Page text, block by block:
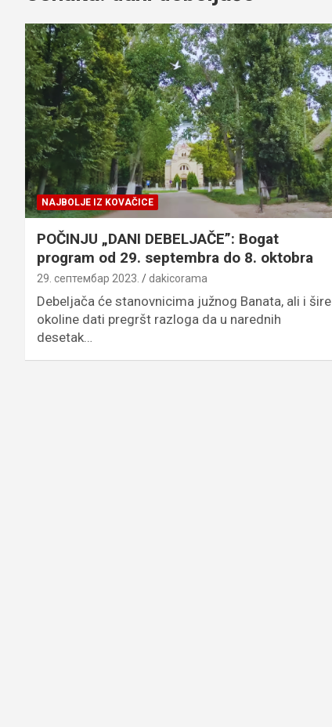
NAJBOLJE IZ KOVAČICE
POČINJU „DANI DEBELJAČE”: Bogat
program od 29. septembra do 8. oktobra
29. септембар 2023. dakicorama
Debeljača će stanovnicima južnog Banata, ali i šire
okoline dati pregršt razloga da u narednih
desetak…